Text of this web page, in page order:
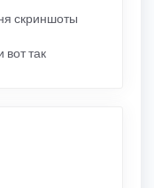
скриншоты
вот так